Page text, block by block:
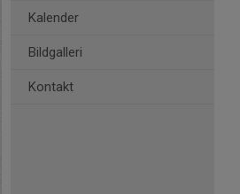
Kalender
Bildgalleri
Kontakt